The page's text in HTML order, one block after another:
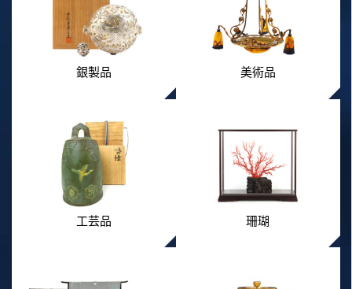
銀製品 美術品
工芸品 珊瑚